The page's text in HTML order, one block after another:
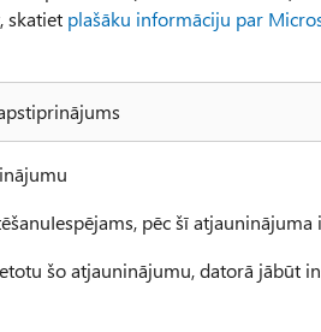
skatiet plašāku informāciju par
pēc šī
šo atjauninājumu, datorā jābūt